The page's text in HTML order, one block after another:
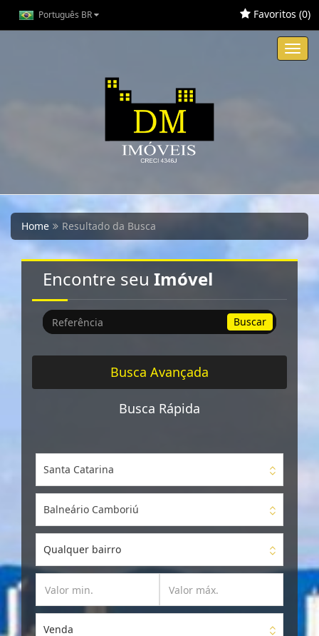
Português BR Favoritos (0)
Home Resultado da Busca
Encontre seu Imóvel
Busca
por
Buscar
Busca Avançada
Busca Rápida
Santa Catarina
Balneário Camboriú
Qualquer bairro
Venda